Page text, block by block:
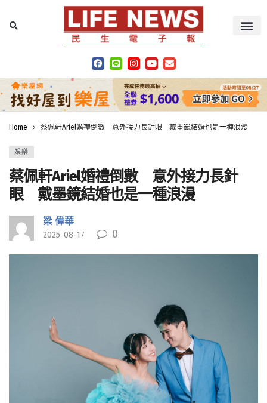
Home 蔡佩軒Ariel婚禮倒數 意外接力長針眼 戴墨鏡結婚也是一種浪漫
娛樂
蔡佩軒Ariel婚禮倒數 意外接力長針
眼 戴墨鏡結婚也是一種浪漫
梁 偉華
2025-08-17 0